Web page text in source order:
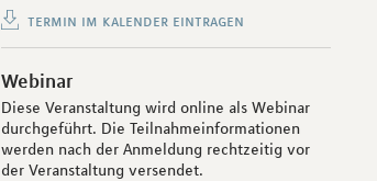
termin im kalender eintragen
Webinar
Diese Veranstaltung wird online als Webinar
durchgeführt. Die Teilnahmeinformationen
werden nach der Anmeldung rechtzeitig vor
der Veranstaltung versendet.